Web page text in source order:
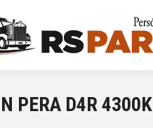
PERA D4R 4300K